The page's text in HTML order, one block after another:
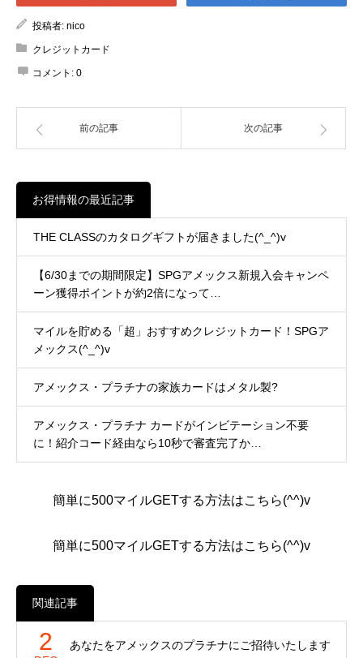
投稿者: nico
クレジットカード
コメント: 0
前の記事 次の記事
お得情報の最近記事
THE CLASSのカタログギフトが届きました(^_^)v
【6/30までの期間限定】SPGアメックス新規入会キャンペ
ーン獲得ポイントが約2倍になって…
マイルを貯める「超」おすすめクレジットカード！SPGア
メックス(^_^)v
アメックス・プラチナの家族カードはメタル製?
アメックス・プラチナ カードがインビテーション不要
に！紹介コード経由なら10秒で審査完了か…
簡単に500マイルGETする方法はこちら(^^)v
簡単に500マイルGETする方法はこちら(^^)v
関連記事
2 あなたをアメックスのプラチナにご招待いたします